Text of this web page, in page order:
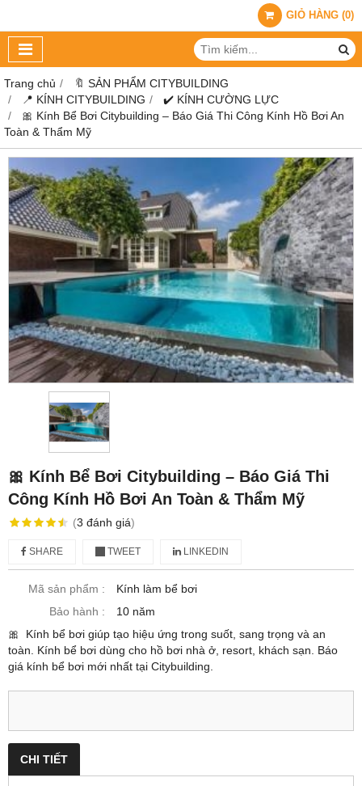
GIỎ HÀNG (0)
Trang chủ
🔖 SẢN PHẨM CITYBUILDING
📍 KÍNH CITYBUILDING
✔️ KÍNH CƯỜNG LỰC
🎀 Kính Bể Bơi Citybuilding – Báo Giá Thi Công Kính Hồ Bơi An
Toàn & Thẩm Mỹ
🎀 Kính Bể Bơi Citybuilding – Báo Giá Thi
Công Kính Hồ Bơi An Toàn & Thẩm Mỹ
(3 đánh giá)
SHARE TWEET LINKEDIN
Mã sản phẩm :
Kính làm bể bơi
Bảo hành :
10 năm
🎀 Kính bể bơi giúp tạo hiệu ứng trong suốt, sang trọng và an
toàn. Kính bể bơi dùng cho hồ bơi nhà ở, resort, khách sạn. Báo
giá kính bể bơi mới nhất tại Citybuilding.
CHI TIẾT